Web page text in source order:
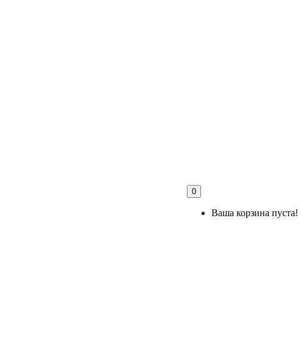
0
Ваша корзина пуста!